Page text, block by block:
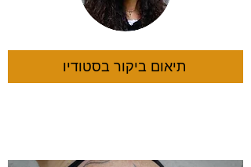
תיאום ביקור בסטודיו